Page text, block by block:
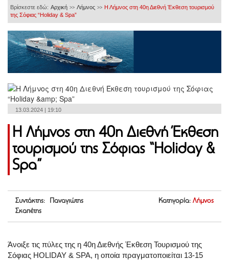
Βρίσκεστε εδώ: Αρχική >> Λήμνος >> Η Λήμνος στη 40η Διεθνή Έκθεση τουρισμού
της Σόφιας “Holiday & Spa”
13.03.2024 | 19:10
Η Λήμνος στη 40η Διεθνή Έκθεση
τουρισμού της Σόφιας “Holiday &
Spa”
Συντάκτης: Παναγιώτης
Σκαπέτης
Κατηγορία: Λήμνος
Άνοιξε τις πύλες της η 40η Διεθνής Έκθεση Τουρισμού της
Σόφιας HOLIDAY & SPA, η οποία πραγματοποιείται 13-15